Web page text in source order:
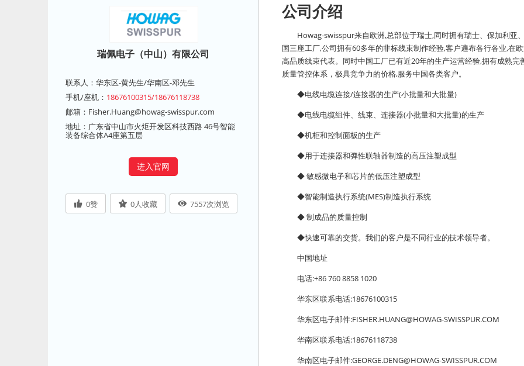
瑞佩电子（中山）有限公司
联系人：华东区-黄先生/华南区-邓先生
手机/座机： 18676100315/18676118738
邮箱： Fisher.Huang@howag-swisspur.com
地址：广东省中山市火炬开发区科技西路 46号智能
装备综合体A4座第五层
进入官网
0赞 0人收藏 7557次浏览
公司介绍
Howag-swisspur来自欧洲,总部位于瑞士,同时拥有瑞士、保加利亚
国三座工厂,公司拥有60多年的非标线束制作经验,客户遍布各行各业,在
高品质线束代表。同时中国工厂已有近20年的生产运营经验,拥有成熟完
质量管控体系，极具竞争力的价格,服务中国各类客户。
◆电线电缆连接/连接器的生产(小批量和大批量)
◆电线电缆组件、线束、连接器(小批量和大批量)的生产
◆机柜和控制面板的生产
◆用于连接器和弹性联轴器制造的高压注塑成型
◆ 敏感微电子和芯片的低压注塑成型
◆智能制造执行系统(MES)制造执行系统
◆ 制成品的质量控制
◆快速可靠的交货。我们的客户是不同行业的技术领导者。
中国地址
电话:+86 760 8858 1020
华东区联系电话:18676100315
华东区电子邮件:FISHER.HUANG@HOWAG-SWISSPUR.COM
华南区联系电话:18676118738
华南区电子邮件:GEORGE.DENG@HOWAG-SWISSPUR.COM